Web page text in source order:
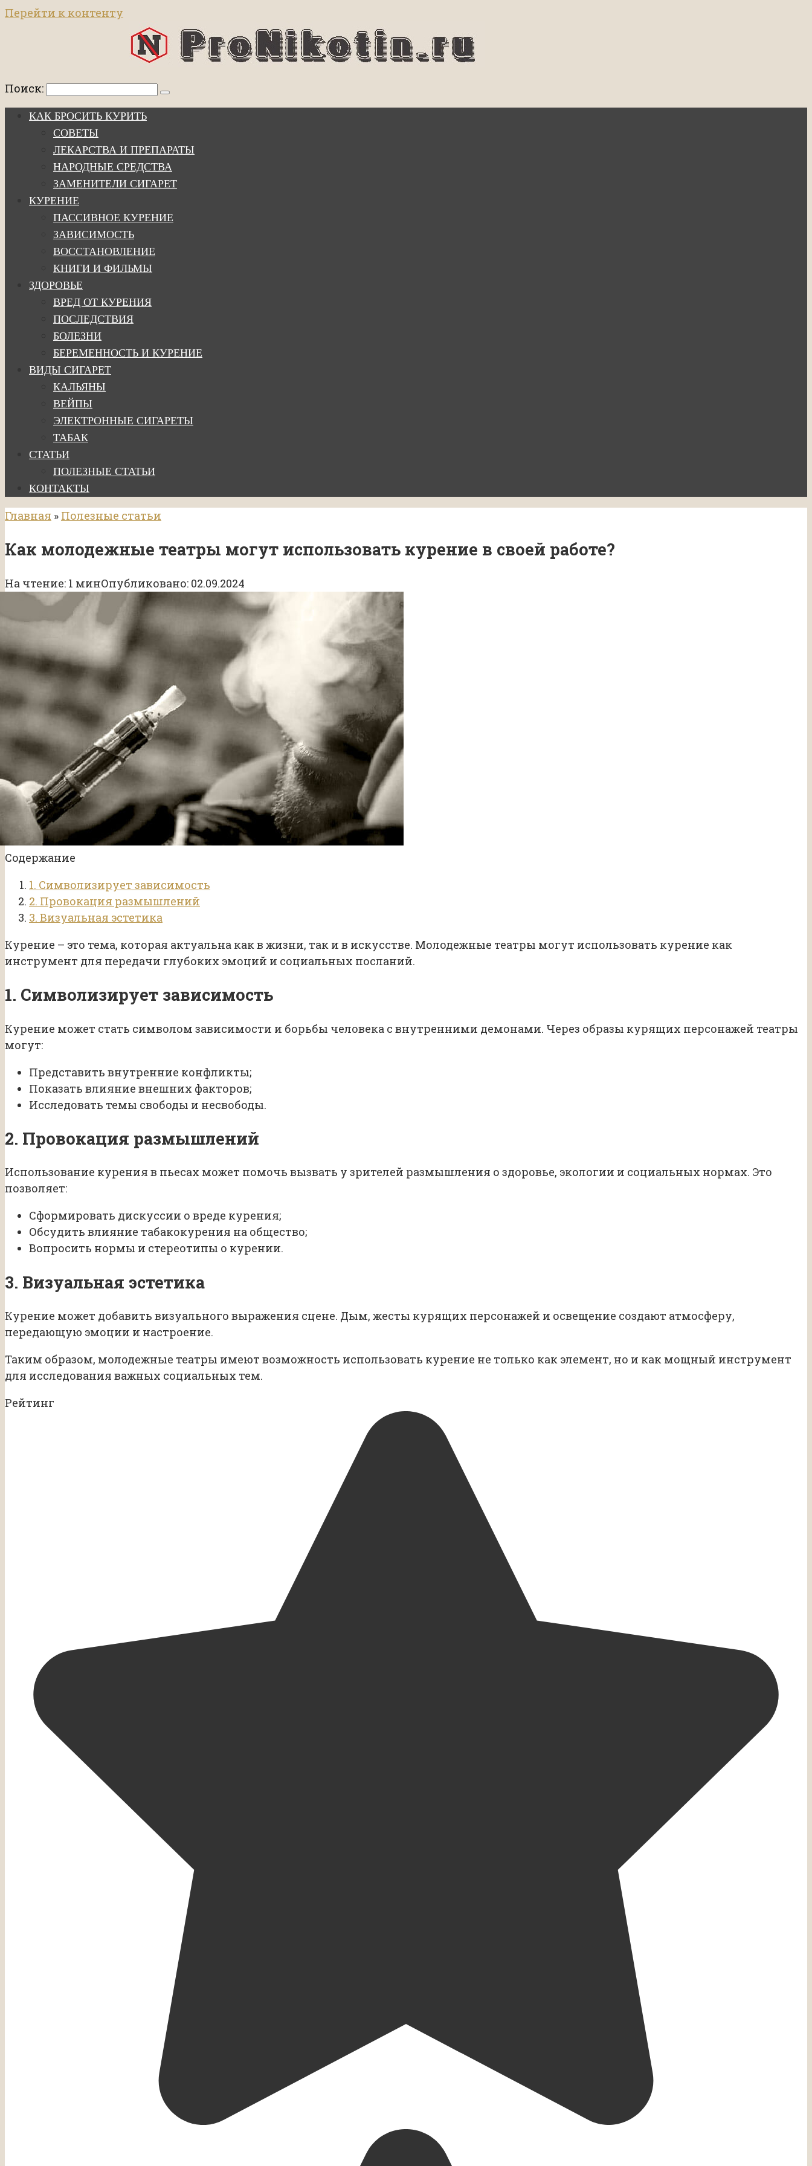
Перейти к контенту
Поиск:
КАК БРОСИТЬ КУРИТЬ
СОВЕТЫ
ЛЕКАРСТВА И ПРЕПАРАТЫ
НАРОДНЫЕ СРЕДСТВА
ЗАМЕНИТЕЛИ СИГАРЕТ
КУРЕНИЕ
ПАССИВНОЕ КУРЕНИЕ
ЗАВИСИМОСТЬ
ВОССТАНОВЛЕНИЕ
КНИГИ И ФИЛЬМЫ
ЗДОРОВЬЕ
ВРЕД ОТ КУРЕНИЯ
ПОСЛЕДСТВИЯ
БОЛЕЗНИ
БЕРЕМЕННОСТЬ И КУРЕНИЕ
ВИДЫ СИГАРЕТ
КАЛЬЯНЫ
ВЕЙПЫ
ЭЛЕКТРОННЫЕ СИГАРЕТЫ
ТАБАК
СТАТЬИ
ПОЛЕЗНЫЕ СТАТЬИ
КОНТАКТЫ
Главная » Полезные статьи
Как молодежные театры могут использовать курение в своей работе?
На чтение: 1 минОпубликовано: 02.09.2024
Содержание
1. Символизирует зависимость
2. Провокация размышлений
3. Визуальная эстетика
Курение – это тема, которая актуальна как в жизни, так и в искусстве. Молодежные театры могут использовать курение как
инструмент для передачи глубоких эмоций и социальных посланий.
1. Символизирует зависимость
Курение может стать символом зависимости и борьбы человека с внутренними демонами. Через образы курящих персонажей театры
могут:
Представить внутренние конфликты;
Показать влияние внешних факторов;
Исследовать темы свободы и несвободы.
2. Провокация размышлений
Использование курения в пьесах может помочь вызвать у зрителей размышления о здоровье, экологии и социальных нормах. Это
позволяет:
Сформировать дискуссии о вреде курения;
Обсудить влияние табакокурения на общество;
Вопросить нормы и стереотипы о курении.
3. Визуальная эстетика
Курение может добавить визуального выражения сцене. Дым, жесты курящих персонажей и освещение создают атмосферу,
передающую эмоции и настроение.
Таким образом, молодежные театры имеют возможность использовать курение не только как элемент, но и как мощный инструмент
для исследования важных социальных тем.
Рейтинг